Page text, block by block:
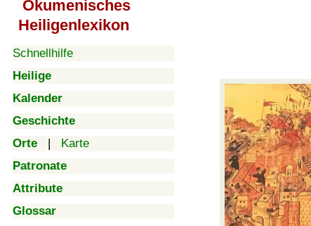
Ökumenisches
Heiligenlexikon
Schnellhilfe
Heilige
Kalender
Geschichte
Orte | Karte
Patronate
Attribute
Glossar